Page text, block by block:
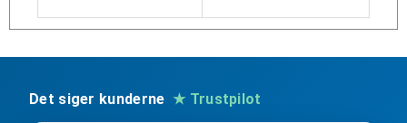
Det siger kunderne ★ Trustpilot